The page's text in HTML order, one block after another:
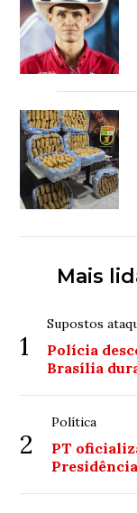
Mais
1
Supostos
Polícia
Brasília
2
Política
PT
Presidência